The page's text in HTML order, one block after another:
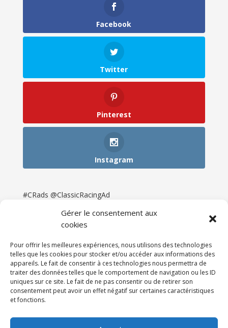
Gérer le consentement aux
cookies
Pour offrir les meilleures expériences, nous utilisons des technologies
telles que les cookies pour stocker et/ou accéder aux informations des
appareils. Le fait de consentir à ces technologies nous permettra de
traiter des données telles que le comportement de navigation ou les ID
uniques sur ce site. Le fait de ne pas consentir ou de retirer son
consentement peut avoir un effet négatif sur certaines caractéristiques
et fonctions.
Facebook
Twitter
Pinterest
Instagram
#CRads @ClassicRacingAd
Newsletter & Presse
Partenaires
Tarifs